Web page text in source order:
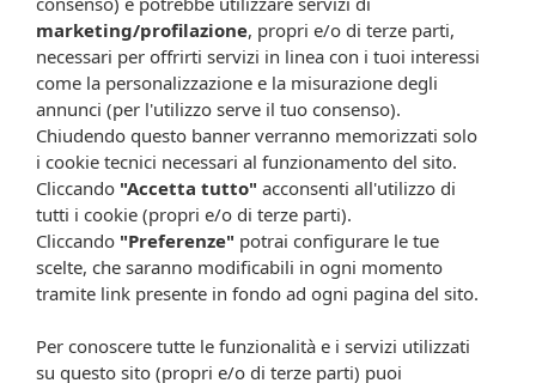
Resta in contatto:(informativa sulla privacy)
Presta il consenso al trattamento dei propri dati da
parte di Farmacia Cavalieri per finalità di invio,
attraverso e-mail, SMS, MMS, fax ed altri mezzi
automatizzati o tradizionali (come telefonate con
operatore), di materiale pubblicitario, promozionale, di
comunicazione commerciale, di compimento di ricerche
di mercato e di vendita diretta in relazione a prodotti o
servizi di Farmacia Cavalieri.
migliorare l'offerta di prodotti e servizi e per le finalità
marketing/profilazione, propri e/o di terze parti,
necessari per offrirti servizi in linea con i tuoi interessi
come la personalizzazione e la misurazione degli
annunci (per l'utilizzo serve il tuo consenso).
Chiudendo questo banner verranno memorizzati solo
i cookie tecnici necessari al funzionamento del sito.
Cliccando "Accetta tutto" acconsenti all'utilizzo di
tutti i cookie (propri e/o di terze parti).
Cliccando "Preferenze" potrai configurare le tue
scelte, che saranno modificabili in ogni momento
tramite link presente in fondo ad ogni pagina del sito.
Per conoscere tutte le funzionalità e i servizi utilizzati
su questo sito (propri e/o di terze parti) puoi